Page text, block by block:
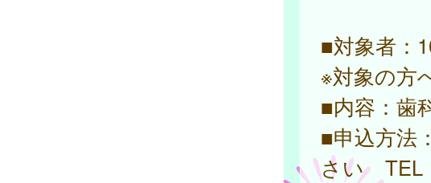
■対象者：
※対象の方
■内容：歯
■申込方法
さい TEL